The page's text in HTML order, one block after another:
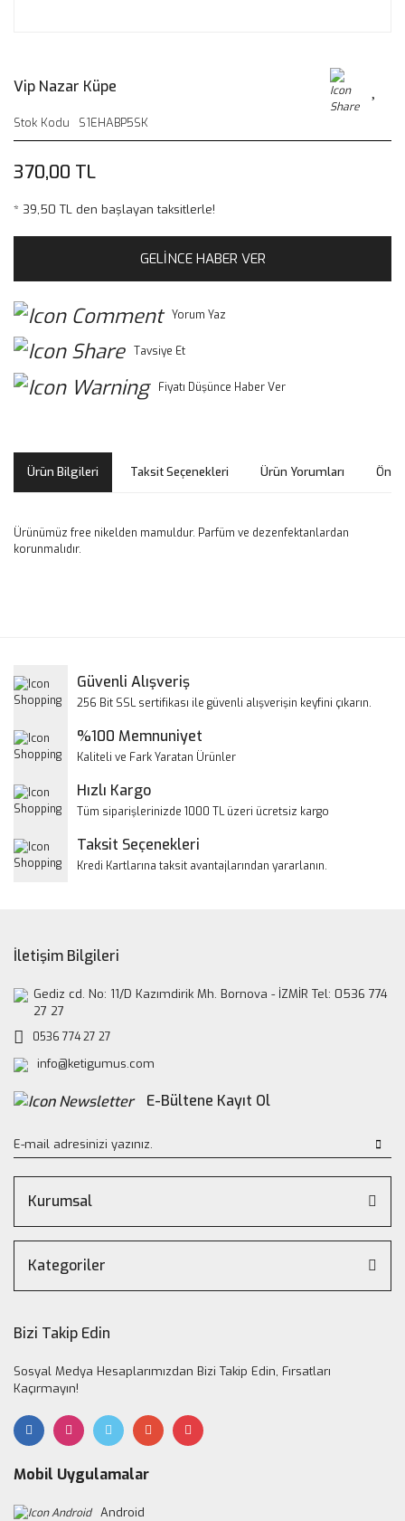
Vip Nazar Küpe
Stok Kodu S1EHABP5SK
370,00 TL
* 39,50 TL den başlayan taksitlerle!
GELİNCE HABER VER
Yorum Yaz
Tavsiye Et
Fiyatı Düşünce Haber Ver
Ürün Bilgileri Taksit Seçenekleri Ürün Yorumları
Ürünümüz free nikelden mamuldur. Parfüm ve dezenfektanlardan
korunmalıdır.
Yorum Yaz
Ürün resmi kalitesiz, bozuk veya görüntülenemiyor.
Ürün bilgilerinde hatalar bulunuyor.
Bu ürüne benzer farklı alternatifler olmalı.
Güvenli Alışveriş
256 Bit SSL sertifikası ile güvenli alışverişin keyfini çıkarın.
%100 Memnuniyet
Kaliteli ve Fark Yaratan Ürünler
Hızlı Kargo
Tüm siparişlerinizde 1000 TL üzeri ücretsiz kargo
Taksit Seçenekleri
Kredi Kartlarına taksit avantajlarından yararlanın.
İletişim Bilgileri
Gediz cd. No: 11/D Kazımdirik Mh. Bornova - İZMİR Tel: 0536 774
27 27
0536 774 27 27
info@ketigumus.com
E-Bültene Kayıt Ol
Kurumsal
Kategoriler
Bizi Takip Edin
Sosyal Medya Hesaplarımızdan Bizi Takip Edin, Fırsatları
Kaçırmayın!
Mobil Uygulamalar
Android